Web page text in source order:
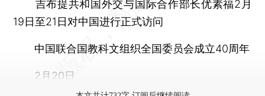
吉布提共和国外交与国际合作部长优素福2月
19日至21日对中国进行正式访问
中国联合国教科文组织全国委员会成立40周年
2月20日